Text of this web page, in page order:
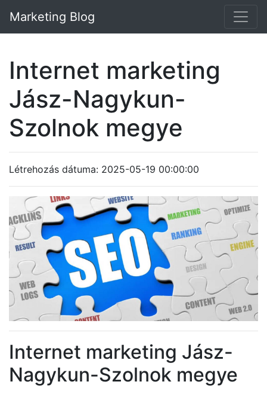
Marketing Blog
Internet marketing
Jász-Nagykun-
Szolnok megye
Létrehozás dátuma: 2025-05-19 00:00:00
Internet marketing Jász-
Nagykun-Szolnok megye